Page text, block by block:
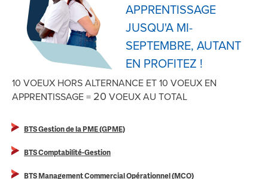
APPRENTISSAGE
JUSQU'A MI-
SEPTEMBRE, AUTANT
EN PROFITEZ !
10 VOEUX HORS ALTERNANCE ET 10 VOEUX EN
APPRENTISSAGE = 20 VOEUX AU TOTAL
BTS Gestion de la PME (GPME)
BTS Comptabilité-Gestion
BTS Management Commercial Opérationnel (MCO)